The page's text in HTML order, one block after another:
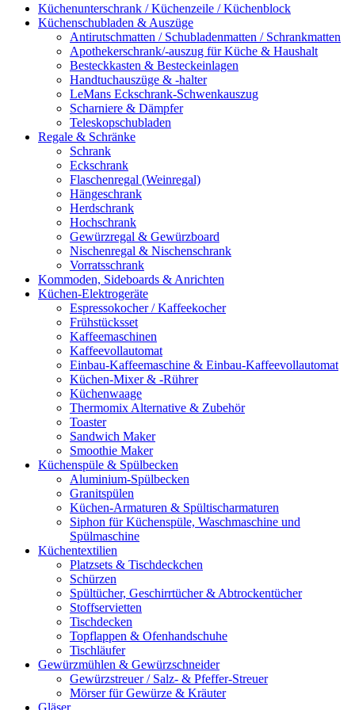
Küchenunterschrank / Küchenzeile / Küchenblock
Küchenschubladen & Auszüge
Antirutschmatten / Schubladenmatten / Schrankmatten
Apothekerschrank/-auszug für Küche & Haushalt
Besteckkasten & Besteckeinlagen
Handtuchauszüge & -halter
LeMans Eckschrank-Schwenkauszug
Scharniere & Dämpfer
Teleskopschubladen
Regale & Schränke
Schrank
Eckschrank
Flaschenregal (Weinregal)
Hängeschrank
Herdschrank
Hochschrank
Gewürzregal & Gewürzboard
Nischenregal & Nischenschrank
Vorratsschrank
Kommoden, Sideboards & Anrichten
Küchen-Elektrogeräte
Espressokocher / Kaffeekocher
Frühstücksset
Kaffeemaschinen
Kaffeevollautomat
Einbau-Kaffeemaschine & Einbau-Kaffeevollautomat
Küchen-Mixer & -Rührer
Küchenwaage
Thermomix Alternative & Zubehör
Toaster
Sandwich Maker
Smoothie Maker
Küchenspüle & Spülbecken
Aluminium-Spülbecken
Granitspülen
Küchen-Armaturen & Spültischarmaturen
Siphon für Küchenspüle, Waschmaschine und
Spülmaschine
Küchentextilien
Platzsets & Tischdeckchen
Schürzen
Spültücher, Geschirrtücher & Abtrockentücher
Stoffservietten
Tischdecken
Topflappen & Ofenhandschuhe
Tischläufer
Gewürzmühlen & Gewürzschneider
Gewürzstreuer / Salz- & Pfeffer-Streuer
Mörser für Gewürze & Kräuter
Gläser